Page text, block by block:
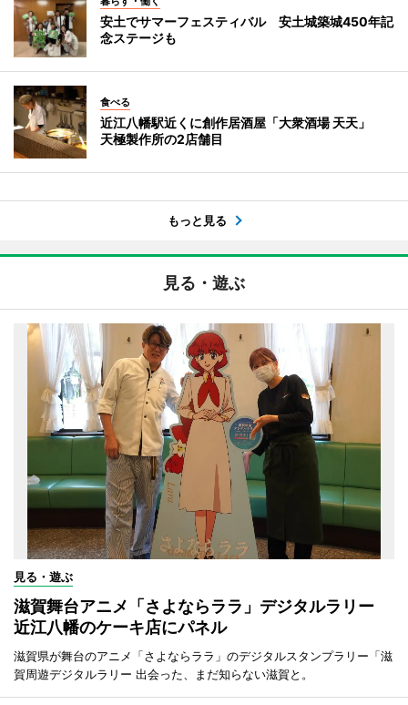
安土でサマーフェスティバル 安土城築城450年記
念ステージも
食べる
近江八幡駅近くに創作居酒屋「大衆酒場 天天」
天極製作所の2店舗目
もっと見る
見る・遊ぶ
見る・遊ぶ
滋賀舞台アニメ「さよならララ」デジタルラリー
近江八幡のケーキ店にパネル
滋賀県が舞台のアニメ「さよならララ」のデジタルスタンプラリー「滋
賀周遊デジタルラリー 出会った、まだ知らない滋賀と。